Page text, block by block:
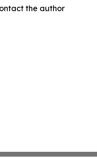
the author